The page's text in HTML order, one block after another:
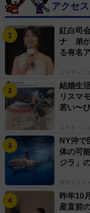
アクセ
紅白司
ナ 弟が
る有名
よろず～ニ
結婚生
リスマ
若い〜
よろず～ニ
NY沖で
体の可
ジラ」
海外エンタメ
昨年10
産直前